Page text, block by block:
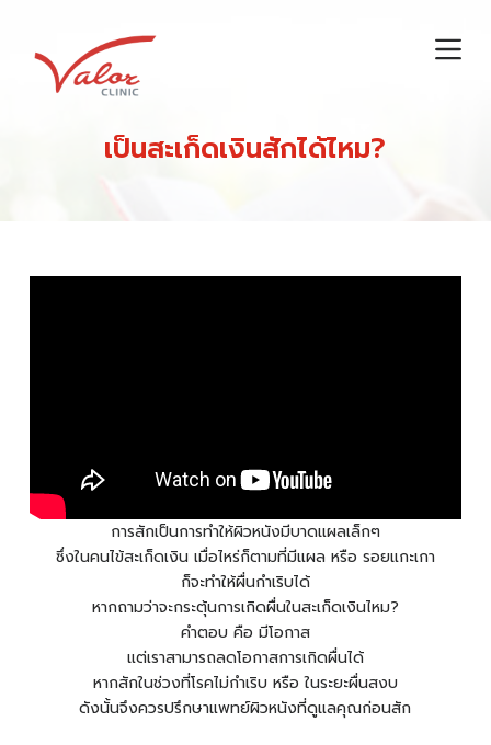
เป็นสะเก็ดเงินสักได้ไหม?
การสักเป็นการทำให้ผิวหนังมีบาดแผลเล็กๆ
ซึ่งในคนไข้สะเก็ดเงิน เมื่อไหร่ก็ตามที่มีแผล หรือ รอยแกะเกา
ก็จะทำให้ผื่นกำเริบได้
หากถามว่าจะกระตุ้นการเกิดผื่นในสะเก็ดเงินไหม?
คำตอบ คือ มีโอกาส
แต่เราสามารถลดโอกาสการเกิดผื่นได้
หากสักในช่วงที่โรคไม่กำเริบ หรือ ในระยะผื่นสงบ
ดังนั้นจึงควรปรึกษาแพทย์ผิวหนังที่ดูแลคุณก่อนสัก